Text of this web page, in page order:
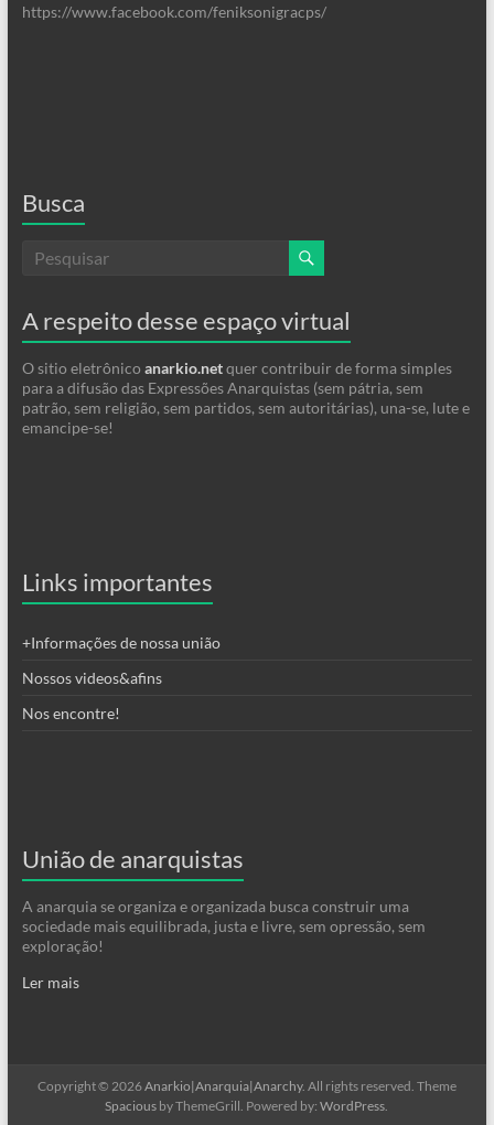
https://www.facebook.com/feniksonigracps/
Busca
A respeito desse espaço virtual
O sitio eletrônico anarkio.netquer contribuir de forma simples
para a difusão das Expressões Anarquistas (sem pátria, sem
patrão, sem religião, sem partidos, sem autoritárias), una-se, lute e
emancipe-se!
Links importantes
+Informações de nossa união
Nossos videos&afins
Nos encontre!
União de anarquistas
A anarquia se organiza e organizada busca construir uma
sociedade mais equilibrada, justa e livre, sem opressão, sem
exploração!
Ler mais
Copyright © 2026Anarkio|Anarquia|Anarchy. All rights reserved. Theme
Spacious by ThemeGrill. Powered by:WordPress